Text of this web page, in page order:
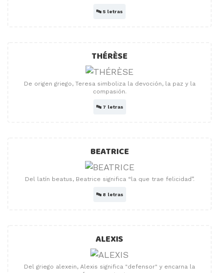
🔤5 letras
THÉRÈSE
De origen griego, Teresa simboliza la devoción, la paz y la
compasión.
🔤 7 letras
BEATRICE
Del latín beatus, Beatrice significa “la que trae felicidad”.
🔤 8 letras
ALEXIS
Del griego alexein, Alexis significa "defensor" y encarna la